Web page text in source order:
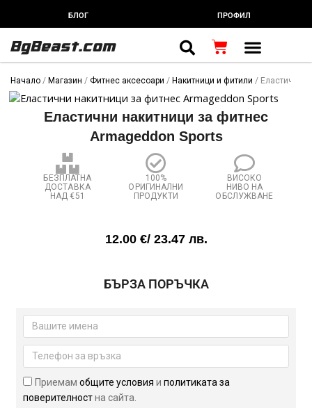
БЛОГ ПРОФИЛ
BgBeast.com Cart
Начало / Магазин / Фитнес аксесоари / Накитници и фитили / Еластични
Еластични накитници за фитнес
Armageddon Sports
БЕЗПЛАТНА
ДОСТАВКА
НАД €51
100%
ОРИГИНАЛНИ
ПРОДУКТИ
ВИСОКО
НИВО НА
ОБСЛУЖВАНЕ
12.00 €/ 23.47 лв.
накитници
за
фитнес
Armageddon
Sports
БЪРЗА ПОРЪЧКА
Приемамобщите условияиполитиката за
поверителностна сайта.